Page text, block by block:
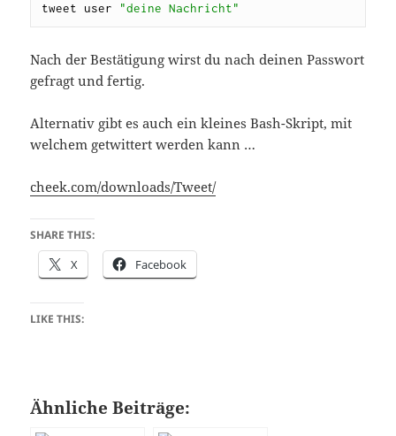
tweet user "deine Nachricht"
Nach der Bestätigung wirst du nach deinen Passwort
gefragt und fertig.
Alternativ gibt es auch ein kleines Bash-Skript, mit
welchem getwittert werden kann …
cheek.com/downloads/Tweet/
SHARE THIS:
X Facebook
LIKE THIS:
Ähnliche Beiträge: